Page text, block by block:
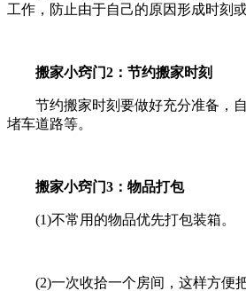
工作，防止由于自己的原因形成时刻
搬家小窍门2：节约搬家时刻
节约搬家时刻要做好充分准备，自
堵车道路等。
搬家小窍门3：物品打包
(1)不常用的物品优先打包装箱。
(2)一次收拾一个房间，这样方便把